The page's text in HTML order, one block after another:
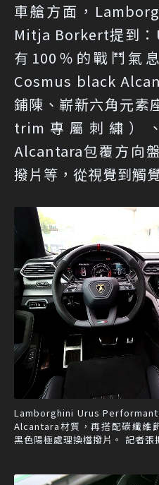
車艙方面，
Mitja Borkert提到
有100％的戰鬥氣
Cosmus black
鋪陳、嶄新六角元
trim專屬刺繡）
Alcantara包覆方向
撥片等，從視覺到觸
Lamborghini Urus
Alcantara材質，再搭配碳纖維
黑色陽極處理換檔撥片。 記者張